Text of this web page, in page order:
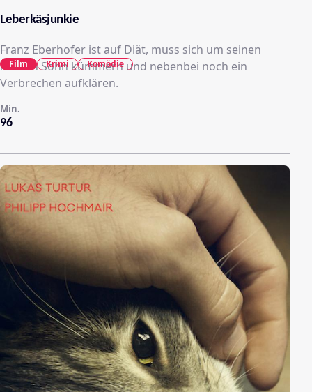
Leberkäsjunkie
Franz Eberhofer ist auf Diät, muss sich um seinen
kleinen Sohn kümmern und nebenbei noch ein
Verbrechen aufklären.
96
Min.
Film Krimi Komödie